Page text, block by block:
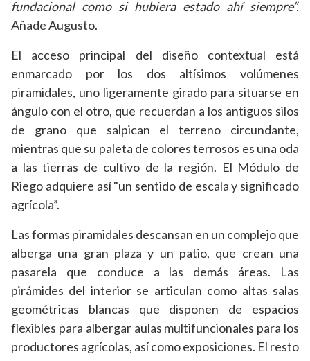
fundacional como si hubiera estado ahí siempre”.
Añade Augusto.
​​El acceso principal del diseño contextual está
enmarcado por los dos altísimos volúmenes
piramidales, uno ligeramente girado para situarse en
ángulo con el otro, que recuerdan a los antiguos silos
de grano que salpican el terreno circundante,
mientras que su paleta de colores terrosos es una oda
a las tierras de cultivo de la región. El Módulo de
Riego adquiere así "un sentido de escala y significado
agrícola”.
Las formas piramidales descansan en un complejo que
alberga una gran plaza y un patio, que crean una
pasarela que conduce a las demás áreas. Las
pirámides del interior se articulan como altas salas
geométricas blancas que disponen de espacios
flexibles para albergar aulas multifuncionales para los
productores agrícolas, así como exposiciones. El resto